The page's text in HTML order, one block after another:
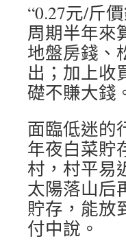
“0.27元/斤
周期半年來
地盤房錢、
出；加上收
礎不賺大錢
面臨低迷的
年夜白菜貯
村，村平易
太陽落山后
貯存，能放
付中說。